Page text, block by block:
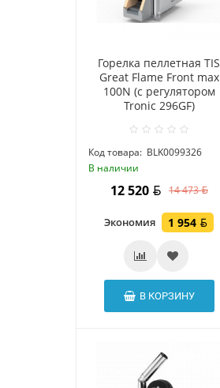
Горелка пеллетная TIS
Great Flame Front max
100N (c регулятором
Tronic 296GF)
Код товара: BLK0099326
В наличии
12 520 14 473
Экономия 1 954
В КОРЗИНУ